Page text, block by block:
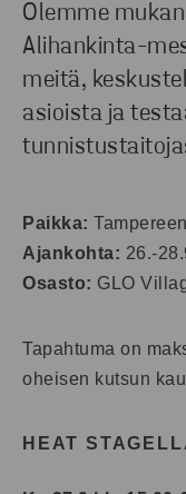
Olemme
Alihankinta-
meitä,
asioista ja
Paikka:
Ajankohta: 26.-
Osasto: GLO
Tapahtuma on
oheisen kutsun
HEAT